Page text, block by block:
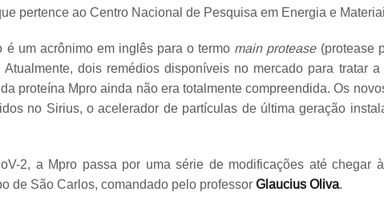
pertence ao Centro Nacional de Pesquisa em Energia e
um acrônimo em inglês para o termo main protease(protease
dois remédios disponíveis no mercado para tratar
proteína Mpro ainda não era totalmente compreendida. Os
no Sirius, o acelerador de partículas de última geração
2, a Mpro passa por uma série de modificações até chegar
de São Carlos, comandado pelo professor Glaucius Oliva.